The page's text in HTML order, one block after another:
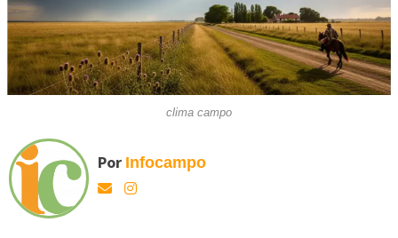
clima campo
Por Infocampo